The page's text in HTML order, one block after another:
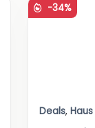
-34%
Deals,